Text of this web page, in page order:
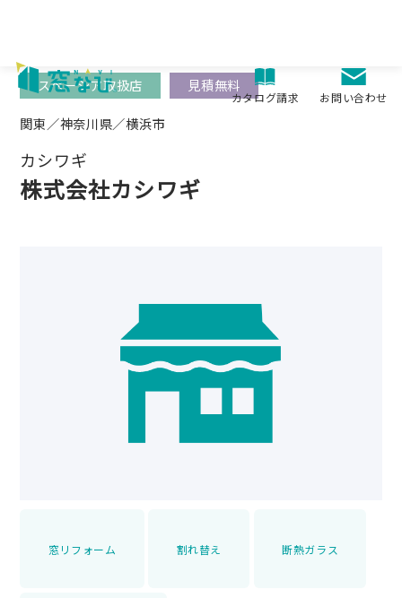
content
カタログ請求 お問い合わせ
関東／神奈川県／横浜市
カシワギ
株式会社カシワギ
スペーシア取扱店 見積無料
窓リフォーム 割れ替え 断熱ガラス